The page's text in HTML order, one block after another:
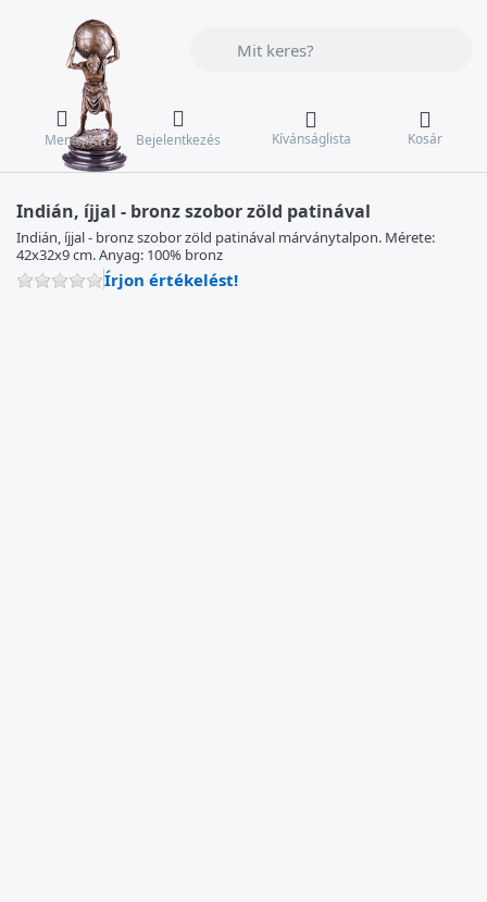
Menü Bejelentkezés Kívánságlista Kosár
Indián, íjjal - bronz szobor zöld patinával
Indián, íjjal - bronz szobor zöld patinával márványtalpon. Mérete:
42x32x9 cm. Anyag: 100% bronz
Írjon értékelést!